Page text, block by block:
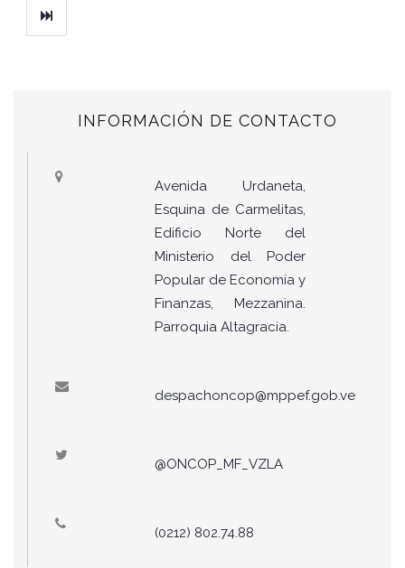
Ultimo
INFORMACIÓN DE CONTACTO
Avenida Urdaneta,
Esquina de Carmelitas,
Edificio Norte del
Ministerio del Poder
Popular de Economía y
Finanzas, Mezzanina.
Parroquia Altagracia.
despachoncop@mppef.gob.ve
@ONCOP_MF_VZLA
(0212) 802.74.88